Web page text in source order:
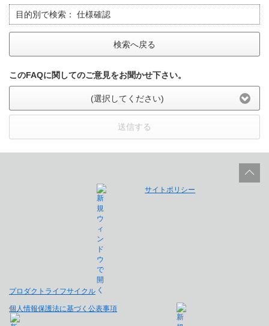
目的別で検索： 仕様確認
検索へ戻る
このFAQに関してのご意見をお聞かせ下さい。
(選択してください)
送信する
プロダクトライフサイクル
サイトポリシー
個人情報保護法に基づく公表事項